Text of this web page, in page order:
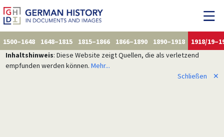
1500–1648 1648–1815 1815–1866 1866–1890 1890–1918
1918/
Inhaltshinweis: Diese Website zeigt Quellen, die als verletzend
empfunden werden können. Mehr...
Schließen
✕